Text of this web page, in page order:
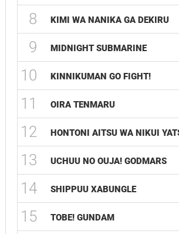
8 KIMI WA NANIKA GA DEKIRU
9 MIDNIGHT SUBMARINE
10 KINNIKUMAN GO FIGHT!
11 OIRA TENMARU
12 HONTONI AITSU WA NIKUI
13 UCHUU NO OUJA! GODMARS
14 SHIPPUU XABUNGLE
15 TOBE! GUNDAM